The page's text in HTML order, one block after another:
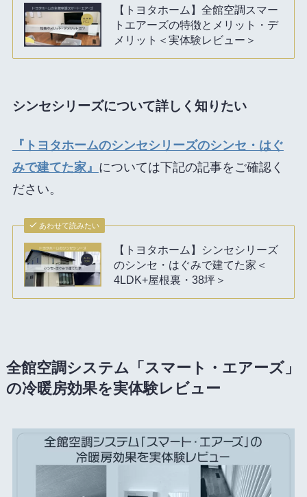
【トヨタホーム】全館空調スマー
トエアーズの特徴とメリット・デ
メリット＜実体験レビュー＞
シンセシリーズについて詳しく知りたい
『トヨタホームのシンセシリーズのシンセ・はぐ
みで建てた家』 については下記の記事をご確認く
ださい。
あわせて読みたい
【トヨタホーム】シンセシリーズ
のシンセ・はぐみで建てた家＜
4LDK+屋根裏・38坪＞
全館空調システム「スマート・エアーズ」
の冷暖房効果を実体験レビュー